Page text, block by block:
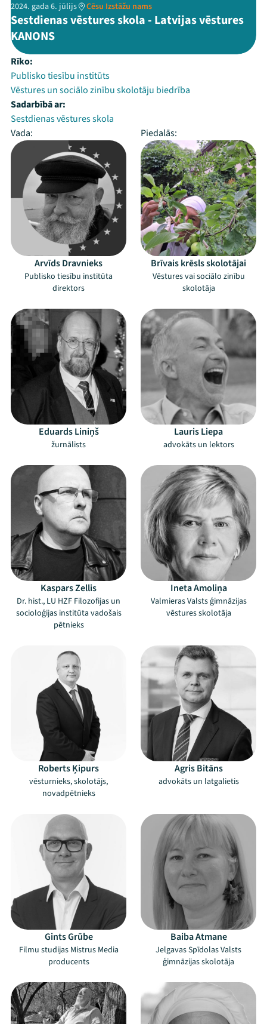
2024. gada 6. jūlijs Cēsu Izstāžu nams
Sestdienas vēstures skola - Latvijas vēstures
KANONS
Rīko:
Publisko tiesību institūts
Vēstures un sociālo zinību skolotāju biedrība
Sadarbībā ar:
Sestdienas vēstures skola
Vada:
Piedalās:
Arvīds Dravnieks
Publisko tiesību institūta
direktors
Brīvais krēsls skolotājai
Vēstures vai sociālo zinību
skolotāja
Eduards Liniņš
žurnālists
Lauris Liepa
advokāts un lektors
Kaspars Zellis
Dr. hist., LU HZF Filozofijas un
socioloģijas institūta vadošais
pētnieks
Ineta Amoliņa
Valmieras Valsts ģimnāzijas
vēstures skolotāja
Roberts Ķipurs
vēsturnieks, skolotājs,
novadpētnieks
Agris Bitāns
advokāts un latgalietis
Gints Grūbe
Filmu studijas Mistrus Media
producents
Baiba Atmane
Jelgavas Spīdolas Valsts
ģimnāzijas skolotāja